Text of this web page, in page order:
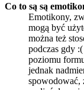
Co to są są
Emotikony,
mogą być
można też
podczas gdy
poziomu
jednak
spowodować,